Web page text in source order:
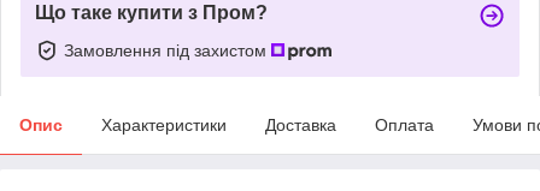
Що таке купити з Пром?
Замовлення під захистом
Опис Характеристики Доставка Оплата Умови